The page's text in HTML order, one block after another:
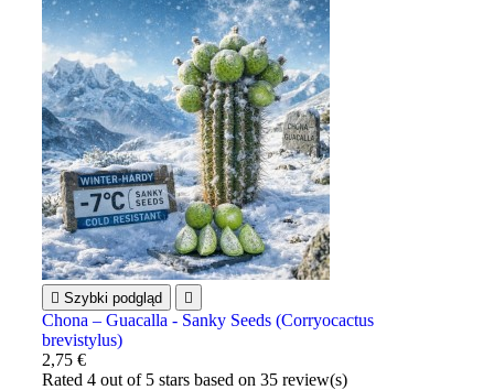
 Szybki podgląd 
Chona – Guacalla - Sanky Seeds (Corryocactus
brevistylus)
2,75 €
Rated4 out of 5 stars based on35 review(s)